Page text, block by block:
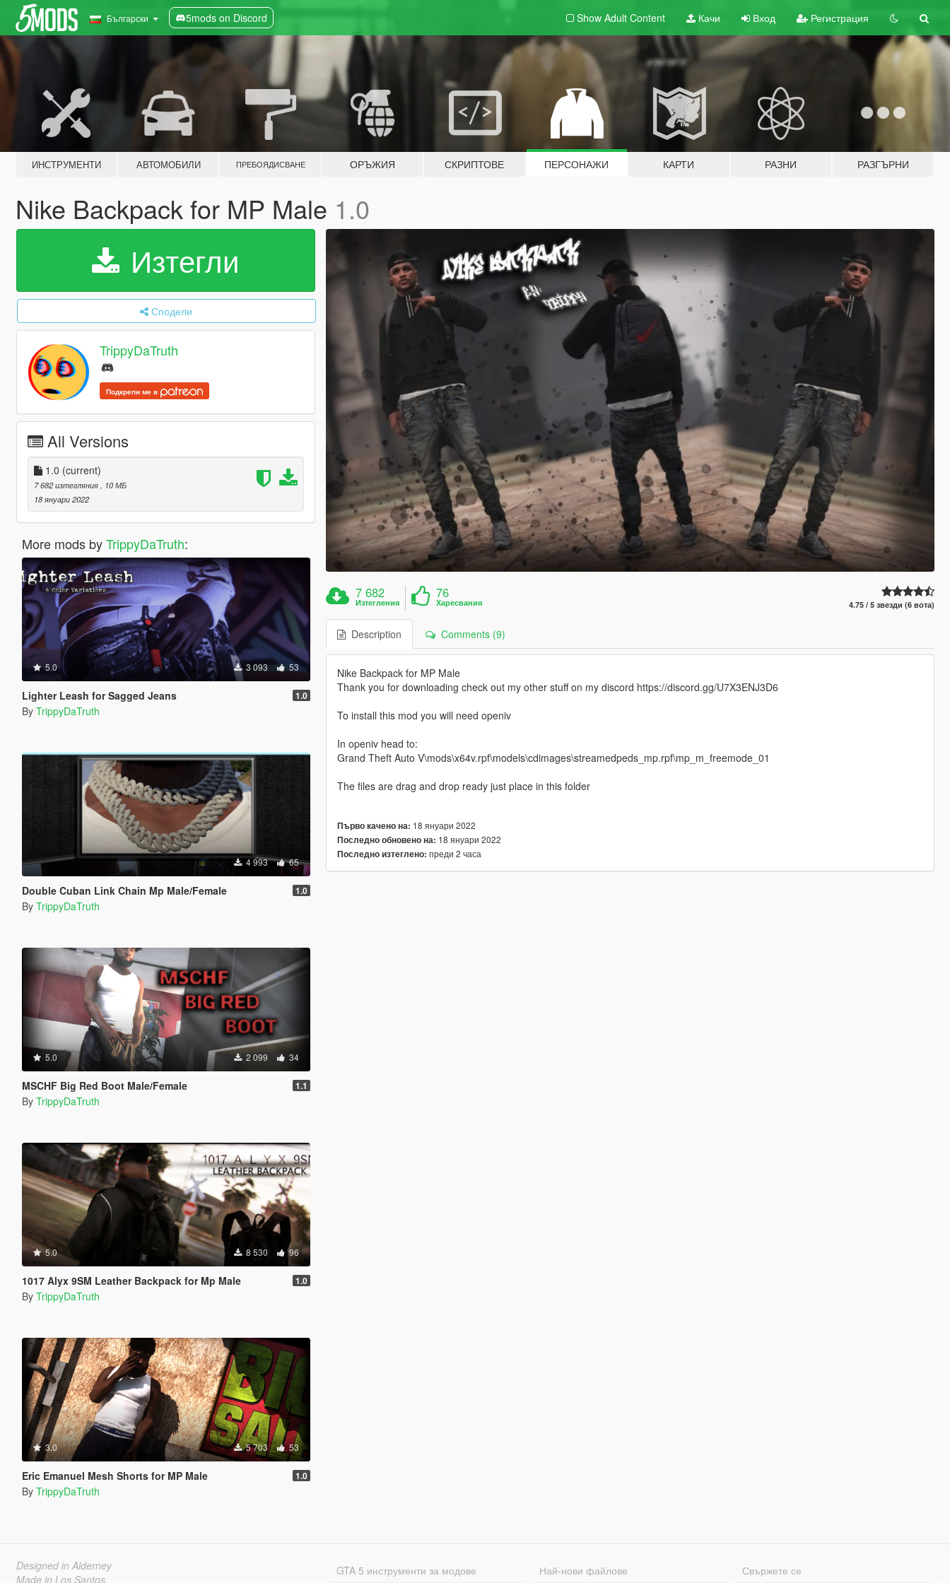
Български 5mods on Discord Show Adult Content Качи Вход Регистрация
ИНСТРУМЕНТИ АВТОМОБИЛИ ПРЕБОЯДИСВАНЕ ОРЪЖИЯ СКРИПТОВЕ ПЕРСОНАЖИ КАРТИ РАЗНИ РАЗГЪРНИ
Nike Backpack for MP Male 1.0
Изтегли
Сподели
TrippyDaTruth
Подкрепи ме в
All Versions
1.0 (current)
7 682 изтегляния
, 10 МБ
18 януари 2022
More mods byTrippyDaTruth:
5.0 3 093 53
Lighter Leash for Sagged Jeans 1.0
By TrippyDaTruth
4 993 65
Double Cuban Link Chain Mp Male/Female 1.0
By TrippyDaTruth
5.0 2 099 34
MSCHF Big Red Boot Male/Female 1.1
By TrippyDaTruth
5.0 8 530 96
1017 Alyx 9SM Leather Backpack for Mp Male 1.0
By TrippyDaTruth
3.0 5 703 53
Eric Emanuel Mesh Shorts for MP Male 1.0
By TrippyDaTruth
7 682
Изтегления
76
Харесвания 4.75 / 5 звезди (6 вота)
Description Comments (9)
Nike Backpack for MP Male
Thank you for downloading check out my other stuff on my discord https://discord.gg/U7X3ENJ3D6
To install this mod you will need openiv
In openiv head to:
Grand Theft Auto V\mods\x64v.rpf\models\cdimages\streamedpeds_mp.rpf\mp_m_freemode_01
The files are drag and drop ready just place in this folder
Първо качено на: 18 януари 2022
Последно обновено на: 18 януари 2022
Последно изтеглено: преди 2 часа
Designed in Alderney
Made in Los Santos
GTA 5 инструменти за модове Най-нови файлове Свържете се